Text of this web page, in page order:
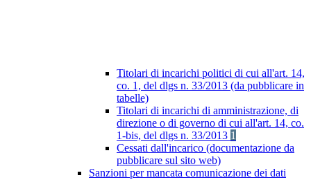
Titolari di incarichi politici di cui all'art. 14,
co. 1, del dlgs n. 33/2013 (da pubblicare in
tabelle)
Titolari di incarichi di amministrazione, di
direzione o di governo di cui all'art. 14, co.
1-bis, del dlgs n. 33/2013 1
Cessati dall'incarico (documentazione da
pubblicare sul sito web)
Sanzioni per mancata comunicazione dei dati